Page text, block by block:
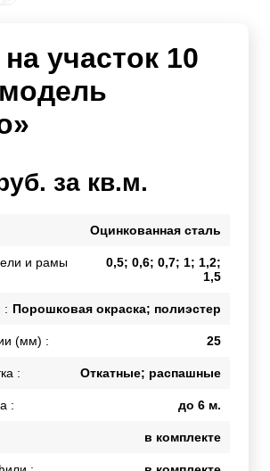
участок 10
за кв.м.
Оцинкованная сталь
и рамы
0,5; 0,6; 0,7; 1; 1,2;
1,5
: Порошковая окраска; полиэстер
(мм) : 25
: Откатные; распашные
: до 6 м.
в комплекте